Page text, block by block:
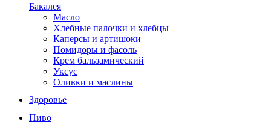
Бакалея
Масло
Хлебные палочки и хлебцы
Каперсы и артишоки
Помидоры и фасоль
Крем бальзамический
Уксус
Оливки и маслины
Здоровье
Пиво